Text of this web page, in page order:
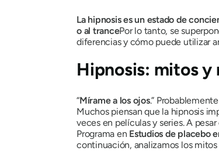
La hipnosis es un estado de
o al trancePor lo tanto, se
diferencias y cómo puede utilizar
Hipnosis: mitos y
“Mírame a los ojos.”
Muchos piensan que la hipnosis
veces en películas y series. A
Programa en Estudios de placebo
continuación, analizamos los mitos